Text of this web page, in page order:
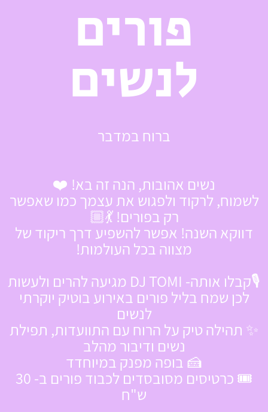
פורים
לנשים
ברוח במדבר
נשים אהובות, הנה זה בא! ❤️
לשמוח, לרקוד ולפגוש את עצמך כמו שאפשר
רק בפורים! 💃🏼
דווקא השנה! אפשר להשפיע דרך ריקוד של
מצווה בכל העולמות!
🎙️קבלו אותה- DJ TOMI מגיעה להרים ולעשות
לכן שמח בליל פורים באירוע בוטיק יוקרתי
לנשים
✨ תהילה טיק על הרוח עם התוועדות, תפילת
נשים ודיבור מהלב
🍰 בופה מפנק במיוחדד
🎟️ כרטיסים מסובסדים לכבוד פורים ב- 30
ש"ח